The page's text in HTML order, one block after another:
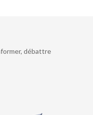
débattre